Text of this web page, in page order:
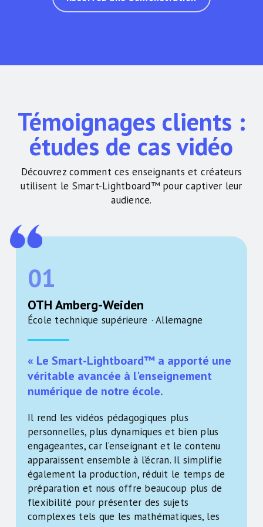
Témoignages clients :
études de cas vidéo
Découvrez comment ces enseignants et créateurs
utilisent le Smart-Lightboard™ pour captiver leur
audience.
01
OTH Amberg-Weiden
École technique supérieure · Allemagne
« Le Smart-Lightboard™ a apporté une
véritable avancée à l'enseignement
numérique de notre école.
Il rend les vidéos pédagogiques plus
personnelles, plus dynamiques et bien plus
engageantes, car l’enseignant et le contenu
apparaissent ensemble à l’écran. Il simplifie
également la production, réduit le temps de
préparation et nous offre beaucoup plus de
flexibilité pour présenter des sujets
complexes tels que les mathématiques, les